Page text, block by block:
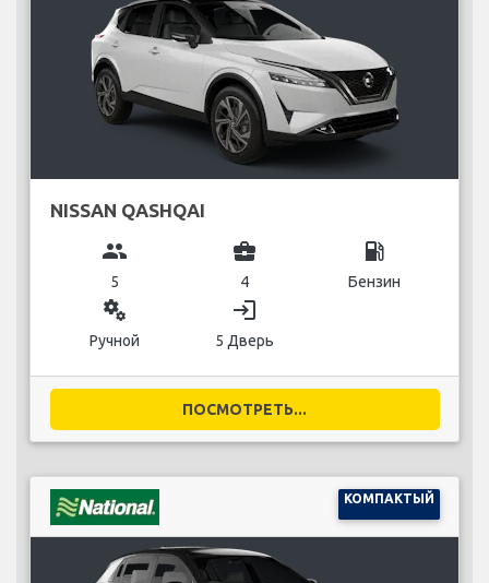
NISSAN QASHQAI
group
5
business_center
4
local_gas_station
Бензин
miscellaneous_services
Ручной
login
5 Дверь
ПОСМОТРЕТЬ...
КОМПАКТЫЙ